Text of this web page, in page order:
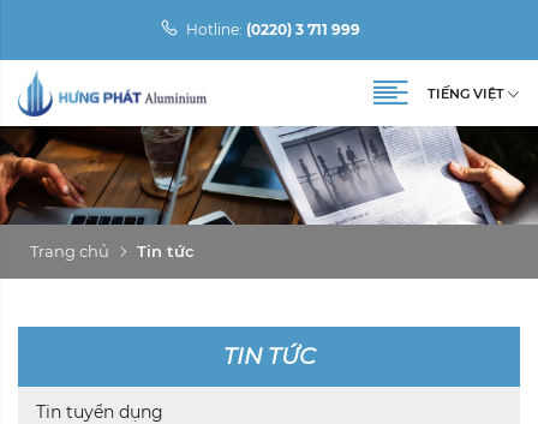
Hotline: (0220) 3 711 999
TIẾNG VIỆT
Trang chủ Tin tức
TIN TỨC
Tin tuyển dụng